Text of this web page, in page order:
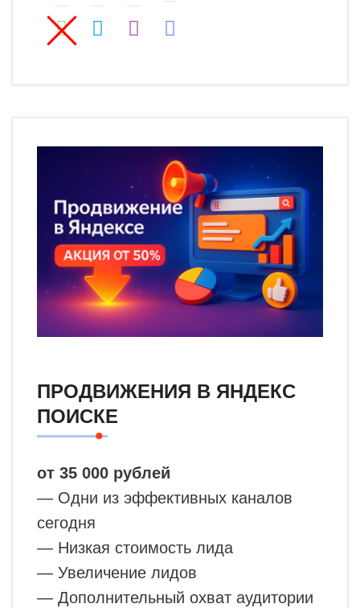
ПРОДВИЖЕНИЯ В ЯНДЕКС
ПОИСКЕ
от 35 000 рублей
— Одни из эффективных каналов
сегодня
— Низкая стоимость лида
— Увеличение лидов
— Дополнительный охват аудитории